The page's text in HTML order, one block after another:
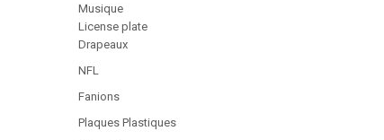
Musique
License plate
Drapeaux
NFL
Fanions
Plaques Plastiques